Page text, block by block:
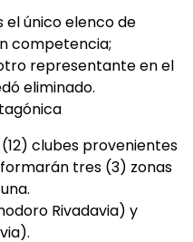
el único elenco de
competencia;
representante en el
eliminado.
clubes provenientes
tres (3) zonas
Rivadavia) y